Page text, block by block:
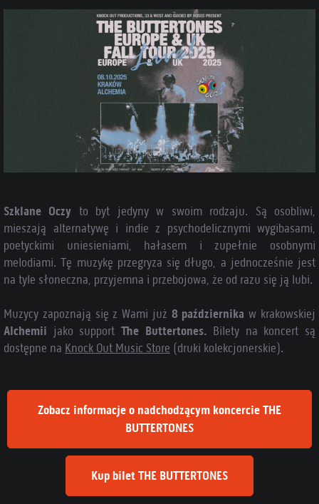
Szklane Oczy to byt jedyny w swoim rodzaju. Są osobliwi,
mieszają alternatywę i indie z psychodelicznymi wygibasami,
poetyckimi uniesieniami, hałasem i zupełnie osobnymi
melodiami. Tę muzykę przegryza się długo, a jednocześnie jest
na tyle słoneczna, przyjemna i przebojowa, że od razu się ją lubi.
Muzycy zapoznają się z Wami już 8 października w krakowskiej
Alchemii jako support The Buttertones. Bilety na koncert są
dostępne na Knock Out Music Store (druki kolekcjonerskie).
Zobacz informacje o nadchodzącym koncercie THE
BUTTERTONES
Kup bilet THE BUTTERTONES